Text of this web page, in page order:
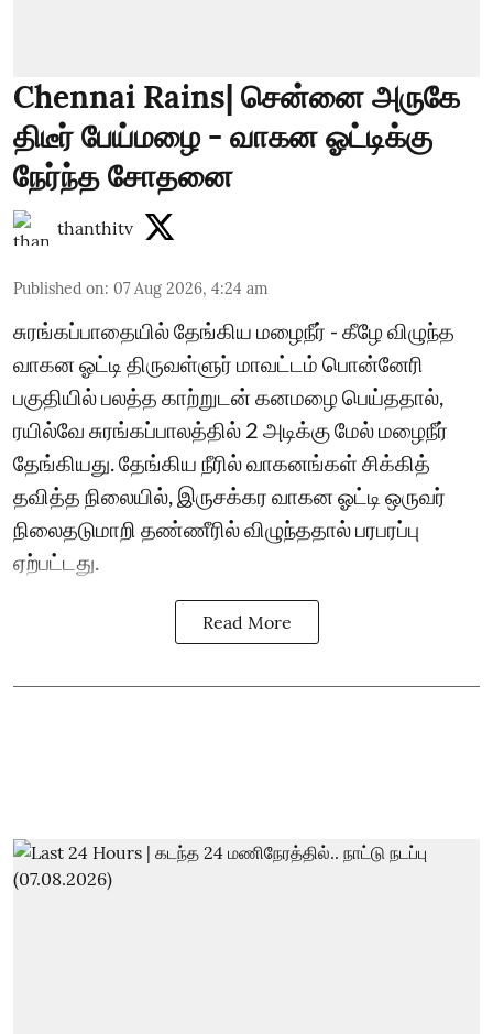
Chennai Rains| சென்னை அருகே
திடீர் பேய்மழை - வாகன ஓட்டிக்கு
நேர்ந்த சோதனை
thanthitv
Published on: 07 Aug 2026, 4:24 am
சுரங்கப்பாதையில் தேங்கிய மழைநீர் - கீழே விழுந்த
வாகன ஓட்டி திருவள்ளுர் மாவட்டம் பொன்னேரி
பகுதியில் பலத்த காற்றுடன் கனமழை பெய்ததால்,
ரயில்வே சுரங்கப்பாலத்தில் 2 அடிக்கு மேல் மழைநீர்
தேங்கியது. தேங்கிய நீரில் வாகனங்கள் சிக்கித்
தவித்த நிலையில், இருசக்கர வாகன ஓட்டி ஒருவர்
நிலைதடுமாறி தண்ணீரில் விழுந்ததால் பரபரப்பு
ஏற்பட்டது.
Read More